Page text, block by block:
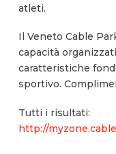
atleti.
Il Veneto Cable
capacità
caratteristiche
sportivo.
Tutti i risultati:
http://